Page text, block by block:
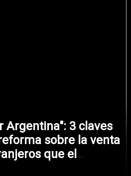
Argentina": 3 claves
sobre la venta
que el
se vio obligado a